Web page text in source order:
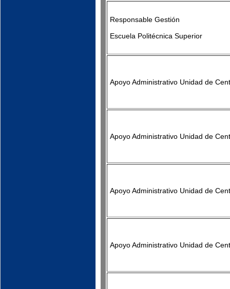
Responsable Gestión
Escuela Politécnica Superior
Apoyo Administrativo Unidad de
Apoyo Administrativo Unidad de
Apoyo Administrativo Unidad de
Apoyo Administrativo Unidad de